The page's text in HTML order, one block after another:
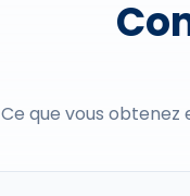
Ce que vous obtenez